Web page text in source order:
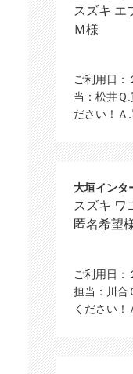
スズキ エ
Ｍ様
ご利用日：
当：松井Ｑ
ださい！Ａ
大垣インタ
スズキ ワ
匿名希望
ご利用日：
担当：川合
ください！